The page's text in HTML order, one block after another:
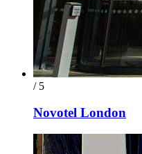
/ 5
Novotel London